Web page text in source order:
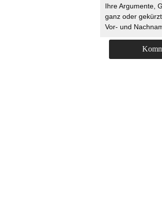
Ihre Argumente,
ganz oder
Vor- und